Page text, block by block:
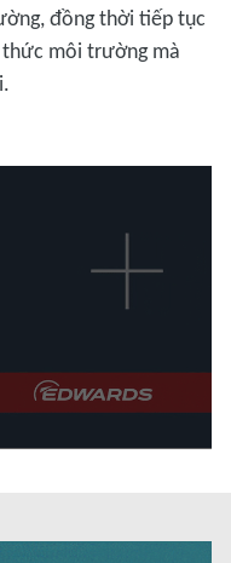
đồng thời tiếp tục
môi trường mà